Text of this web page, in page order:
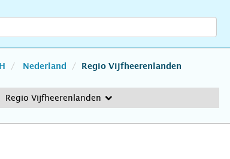
Nederland Regio Vijfheerenlanden
Regio Vijfheerenlanden